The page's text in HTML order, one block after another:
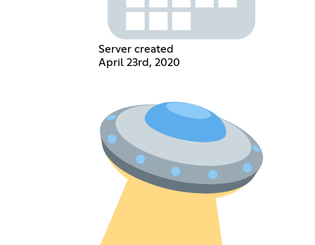
Server created
April 23rd, 2020